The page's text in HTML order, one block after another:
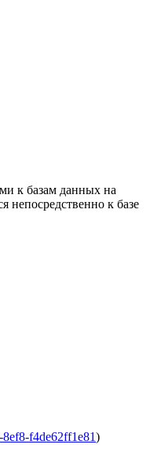
к базам данных на
непосредственно к базе
f4de62ff1e81)